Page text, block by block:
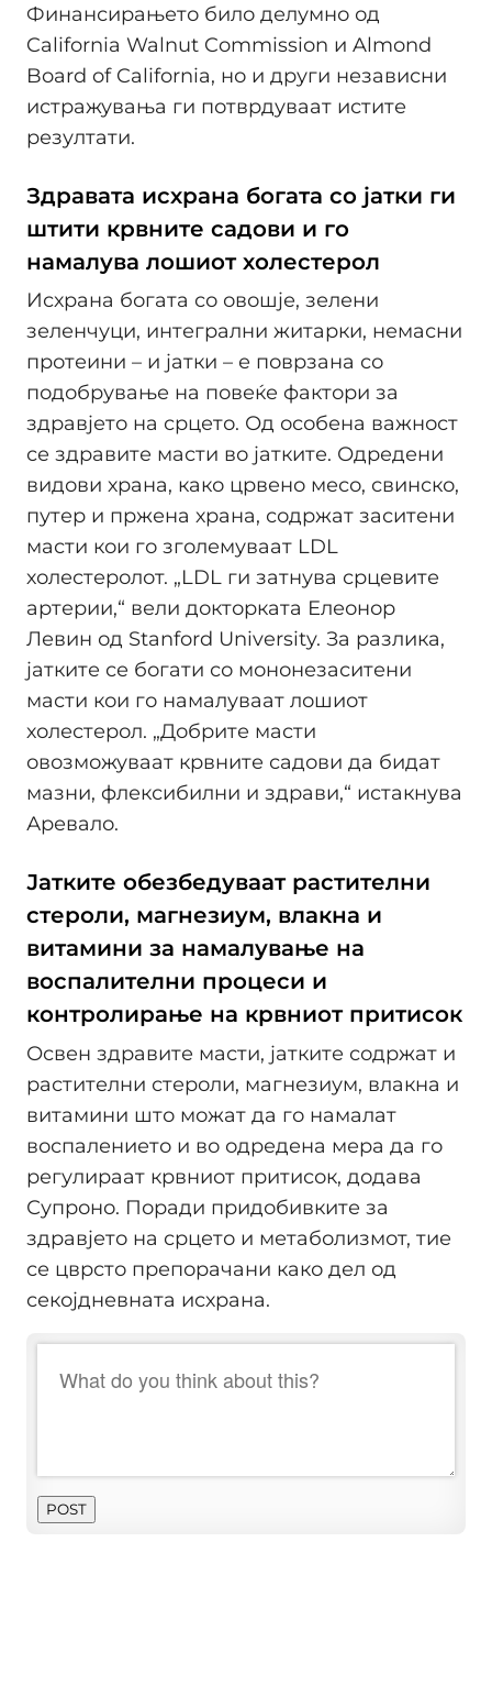
Финансирањето било делумно од
California Walnut Commission и Almond
Board of California, но и други независни
истражувања ги потврдуваат истите
резултати.
Здравата исхрана богата со јатки ги
штити крвните садови и го
намалува лошиот холестерол
Исхрана богата со овошје, зелени
зеленчуци, интегрални житарки, немасни
протеини – и јатки – е поврзана со
подобрување на повеќе фактори за
здравјето на срцето. Од особена важност
се здравите масти во јатките. Одредени
видови храна, како црвено месо, свинско,
путер и пржена храна, содржат заситени
масти кои го зголемуваат LDL
холестеролот. „LDL ги затнува срцевите
артерии,“ вели докторката Елеонор
Левин од Stanford University. За разлика,
јатките се богати со мононезаситени
масти кои го намалуваат лошиот
холестерол. „Добрите масти
овозможуваат крвните садови да бидат
мазни, флексибилни и здрави,“ истакнува
Аревало.
Јатките обезбедуваат растителни
стероли, магнезиум, влакна и
витамини за намалување на
воспалителни процеси и
контролирање на крвниот притисок
Освен здравите масти, јатките содржат и
растителни стероли, магнезиум, влакна и
витамини што можат да го намалат
воспалението и во одредена мера да го
регулираат крвниот притисок, додава
Супроно. Поради придобивките за
здравјето на срцето и метаболизмот, тие
се цврсто препорачани како дел од
секојдневната исхрана.
POST